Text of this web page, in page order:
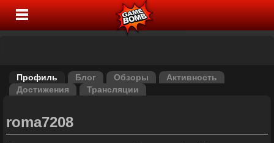
Профиль Блог Обзоры
Активность
Достижения
Трансляции
roma7208